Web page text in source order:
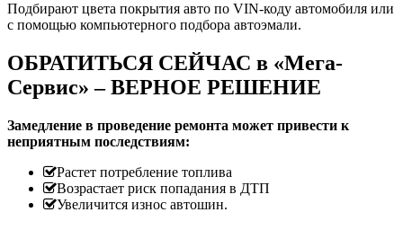
Подбирают цвета покрытия авто по VIN-коду автомобиля или
с помощью компьютерного подбора автоэмали.
ОБРАТИТЬСЯ СЕЙЧАС в «Мега-
Сервис» – ВЕРНОЕ РЕШЕНИЕ
Замедление в проведение ремонта может привести к
неприятным последствиям:
Растет потребление топлива
Возрастает риск попадания в ДТП
Увеличится износ автошин.